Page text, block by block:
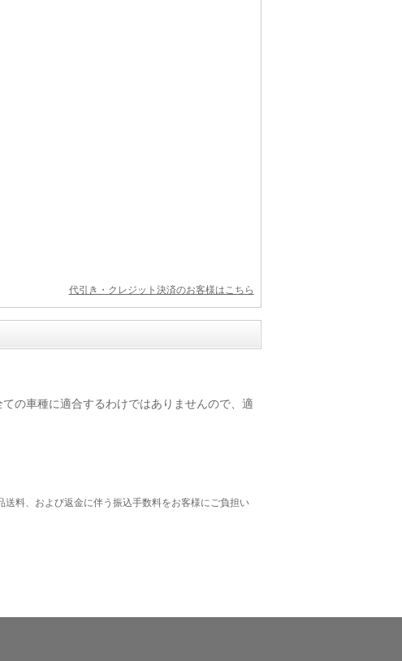
代引き・クレジット決済のお客様はこちら
の車種に適合するわけではありませんので、適
送料、および返金に伴う振込手数料をお客様にご負担い